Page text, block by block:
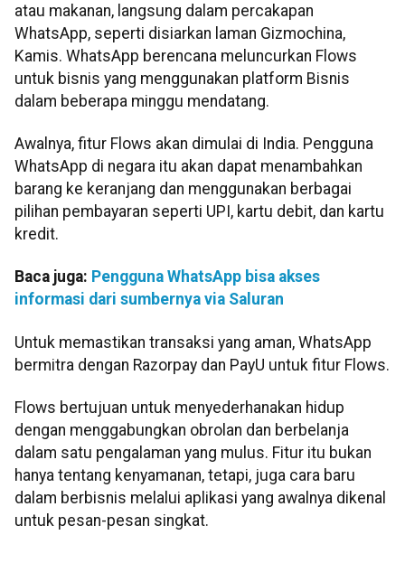
atau makanan, langsung dalam percakapan
WhatsApp, seperti disiarkan laman Gizmochina,
Kamis. WhatsApp berencana meluncurkan Flows
untuk bisnis yang menggunakan platform Bisnis
dalam beberapa minggu mendatang.
Awalnya, fitur Flows akan dimulai di India. Pengguna
WhatsApp di negara itu akan dapat menambahkan
barang ke keranjang dan menggunakan berbagai
pilihan pembayaran seperti UPI, kartu debit, dan kartu
kredit.
Baca juga: Pengguna WhatsApp bisa akses
informasi dari sumbernya via Saluran
Untuk memastikan transaksi yang aman, WhatsApp
bermitra dengan Razorpay dan PayU untuk fitur Flows.
Flows bertujuan untuk menyederhanakan hidup
dengan menggabungkan obrolan dan berbelanja
dalam satu pengalaman yang mulus. Fitur itu bukan
hanya tentang kenyamanan, tetapi, juga cara baru
dalam berbisnis melalui aplikasi yang awalnya dikenal
untuk pesan-pesan singkat.